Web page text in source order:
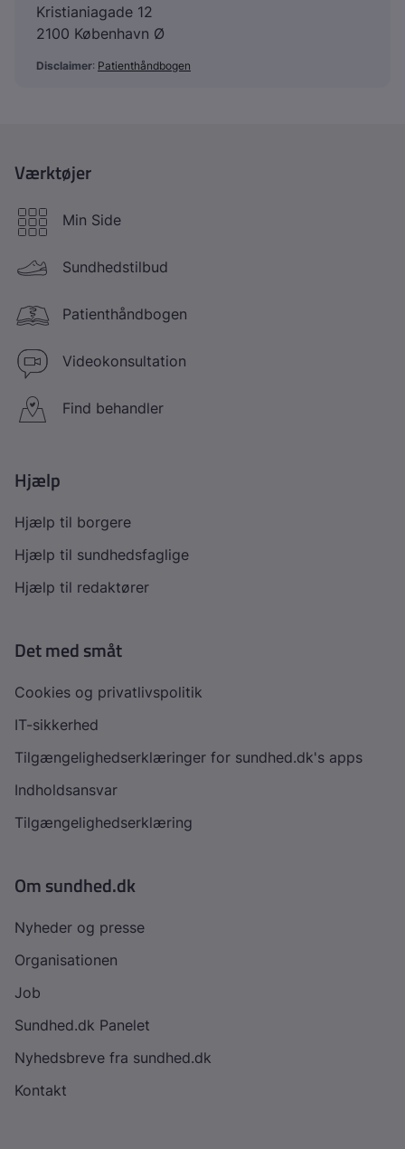
Kristianiagade 12
2100 København Ø
Disclaimer: Patienthåndbogen